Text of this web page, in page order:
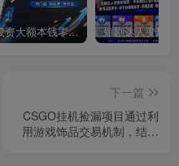
不用投资大额本钱零成本启动，做拼多多虚拟矩阵，长期稳定！轻松维持日入 1000
下一篇
CSGO挂机捡漏项目通过利
用游戏饰品交易机制，结合